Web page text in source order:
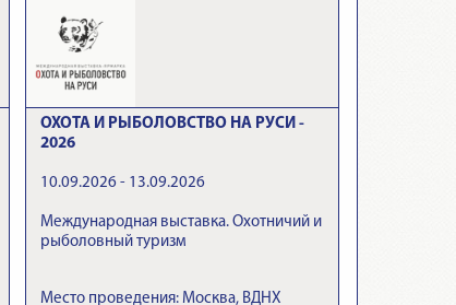
ОХОТА И РЫБОЛОВСТВО НА РУСИ -
2026
10.09.2026 - 13.09.2026
Международная выставка. Охотничий и
рыболовный туризм
Место проведения: Москва, ВДНХ